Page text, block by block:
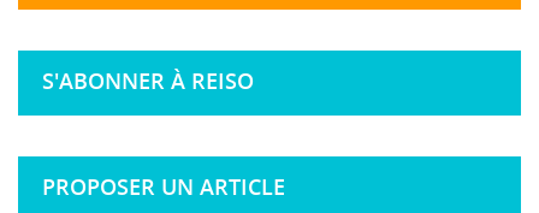
S'ABONNER À REISO
PROPOSER UN ARTICLE